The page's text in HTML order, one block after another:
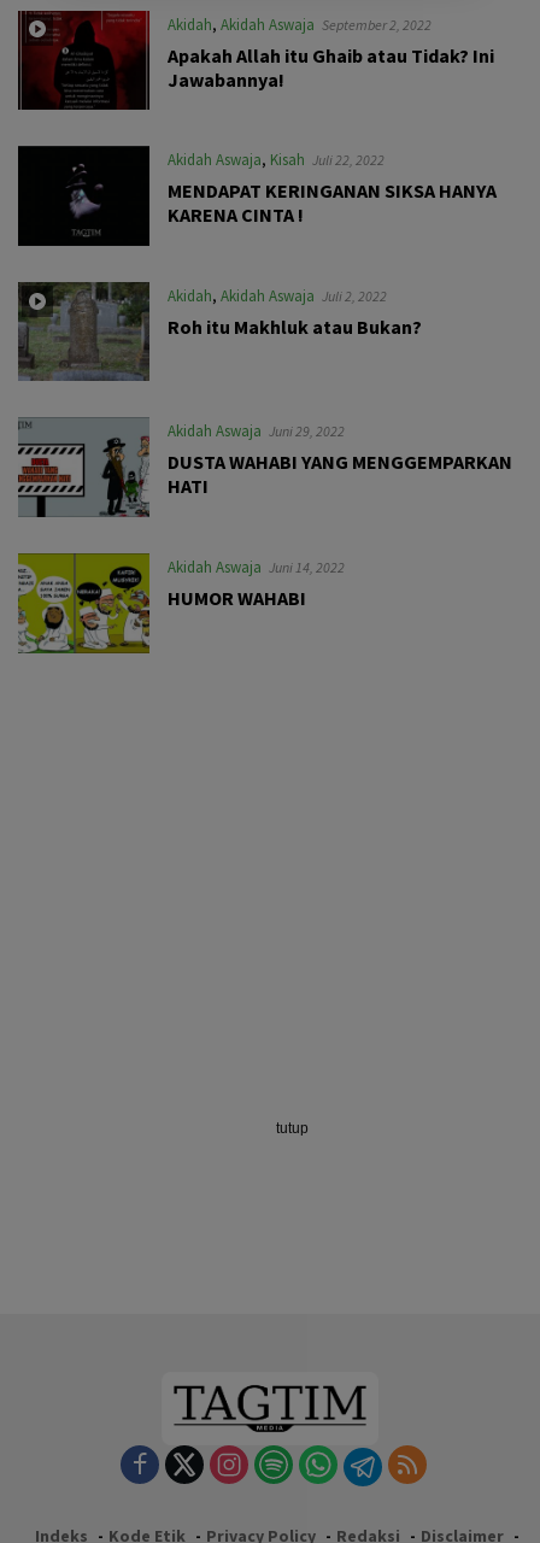
Akidah, Akidah Aswaja September 2, 2022
Apakah Allah itu Ghaib atau Tidak? Ini
Jawabannya!
Akidah Aswaja, Kisah Juli 22, 2022
MENDAPAT KERINGANAN SIKSA HANYA
KARENA CINTA !
Akidah, Akidah Aswaja Juli 2, 2022
Roh itu Makhluk atau Bukan?
Akidah Aswaja Juni 29, 2022
DUSTA WAHABI YANG MENGGEMPARKAN
HATI￼
Akidah Aswaja Juni 14, 2022
HUMOR WAHABI
Indeks Kode Etik Privacy Policy Redaksi Disclaimer
tutup